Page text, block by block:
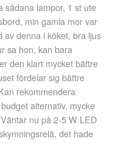
sådana lampor, 1 st ute
min gamla mor var
av denna i köket, bra ljus
sa hon, kan bara
den klart mycket bättre
fördelar sig bättre
rekommendera
alternativ, mycke
nu på 2-5 W LED
det hade